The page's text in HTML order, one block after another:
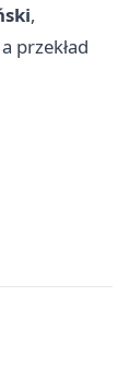
,
przekład